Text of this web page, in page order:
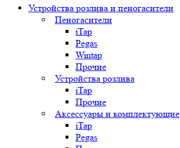
Устройства розлива и пеногасители
Пеногасители
iTap
Pegas
Wintap
Прочие
Устройства розлива
iTap
Прочие
Аксессуары и комплектующие
iTap
Pegas